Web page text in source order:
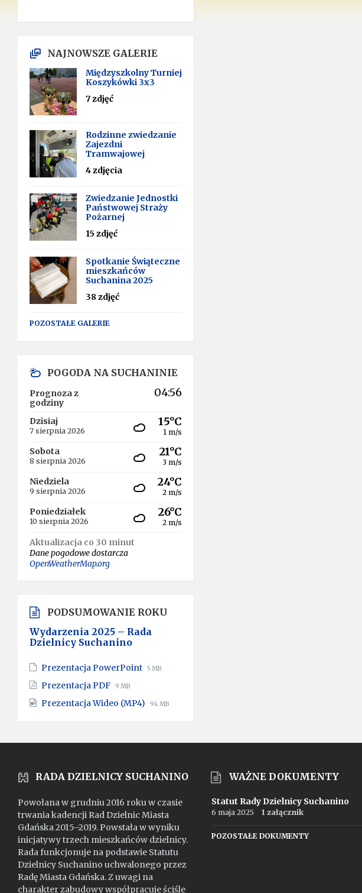
NAJNOWSZE GALERIE
Międzyszkolny Turniej
Koszykówki 3x3
7 zdjęć
Rodzinne zwiedzanie
Zajezdni
Tramwajowej
4 zdjęcia
Zwiedzanie Jednostki
Państwowej Straży
Pożarnej
15 zdjęć
Spotkanie Świąteczne
mieszkańców
Suchanina 2025
38 zdjęć
POZOSTAŁE GALERIE
POGODA NA SUCHANINIE
Prognoza z
godziny
04:56
Dzisiaj
7 sierpnia 2026
15°C
1 m/s
Sobota
8 sierpnia 2026
21°C
3 m/s
Niedziela
9 sierpnia 2026
24°C
2 m/s
Poniedziałek
10 sierpnia 2026
26°C
2 m/s
Aktualizacja co 30 minut
Dane pogodowe dostarcza
OpenWeatherMap.org
PODSUMOWANIE ROKU
Wydarzenia 2025 – Rada
Dzielnicy Suchanino
Prezentacja PowerPoint File
File
5 MB
Prezentacja PDF File
pdf
File
9 MB
Prezentacja Wideo (MP4) File
mp4
File
94 MB
RADA DZIELNICY SUCHANINO
Powołana w grudniu 2016 roku w czasie
trwania kadencji Rad Dzielnic Miasta
Gdańska 2015–2019. Powstała w wyniku
inicjatywy trzech mieszkańców dzielnicy.
Rada funkcjonuje na podstawie Statutu
Dzielnicy Suchanino uchwalonego przez
Radę Miasta Gdańska. Z uwagi na
charakter zabudowy współpracuje ściśle
WAŻNE DOKUMENTY
Statut Rady Dzielnicy Suchanino
6 maja 2025 1 załącznik
POZOSTAŁE DOKUMENTY